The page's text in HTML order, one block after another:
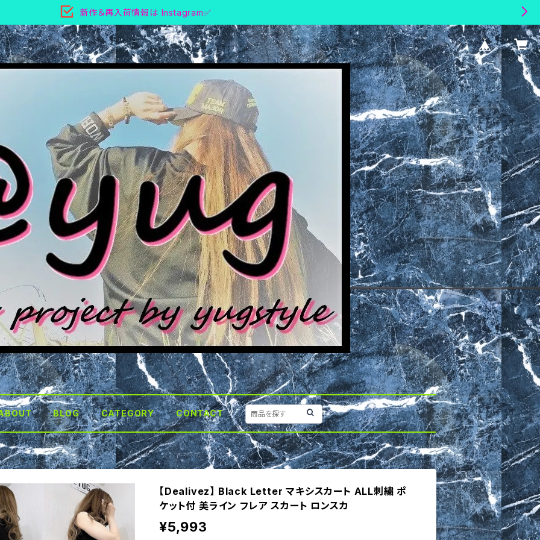
新作＆再入荷情報は Instagram✅
BLOG CATEGORY CONTACT
【Dealivez】 Black Letter マキシスカート ALL刺繍 ポ
ケット付 美ライン フレア スカート ロンスカ
¥5,993